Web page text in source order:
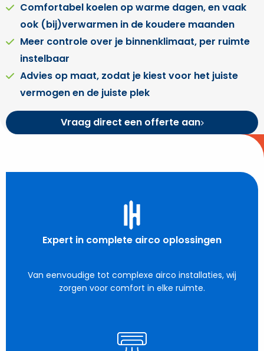
Comfortabel koelen op warme dagen, en vaak
ook (bij)verwarmen in de koudere maanden
Meer controle over je binnenklimaat, per ruimte
instelbaar
Advies op maat, zodat je kiest voor het juiste
vermogen en de juiste plek
Vraag direct een offerte aan
Expert in complete airco oplossingen
Van eenvoudige tot complexe airco installaties, wij
zorgen voor comfort in elke ruimte.